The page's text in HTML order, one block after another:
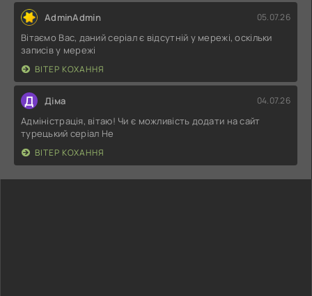
AdminAdmin 05.07.26
Вітаємо Вас, даний серіал є відсутній у мережі, оскільки
записів у мережі
ВІТЕР КОХАННЯ
Д Діма 04.07.26
Адміністрація, вітаю! Чи є можливість додати на сайт
турецький серіал Не
ВІТЕР КОХАННЯ